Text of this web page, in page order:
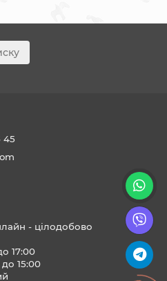
45
- цілодобово
17:00
15:00